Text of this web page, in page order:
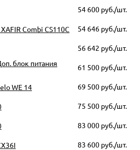
54 600 руб./шт.
Combi CS110C 54 646 руб./шт.
56 642 руб./шт.
блок питания
61 500 руб./шт.
WE 14 69 500 руб./шт.
75 500 руб./шт.
83 000 руб./шт.
83 600 руб./шт.